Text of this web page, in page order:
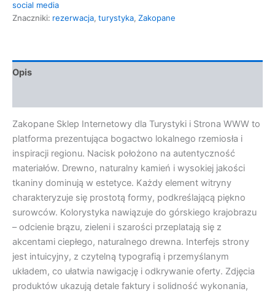
social media
Znaczniki: rezerwacja, turystyka, Zakopane
Opis
Zakopane Sklep Internetowy dla Turystyki i Strona WWW to
platforma prezentująca bogactwo lokalnego rzemiosła i
inspiracji regionu. Nacisk położono na autentyczność
materiałów. Drewno, naturalny kamień i wysokiej jakości
tkaniny dominują w estetyce. Każdy element witryny
charakteryzuje się prostotą formy, podkreślającą piękno
surowców. Kolorystyka nawiązuje do górskiego krajobrazu
– odcienie brązu, zieleni i szarości przeplatają się z
akcentami ciepłego, naturalnego drewna. Interfejs strony
jest intuicyjny, z czytelną typografią i przemyślanym
układem, co ułatwia nawigację i odkrywanie oferty. Zdjęcia
produktów ukazują detale faktury i solidność wykonania,